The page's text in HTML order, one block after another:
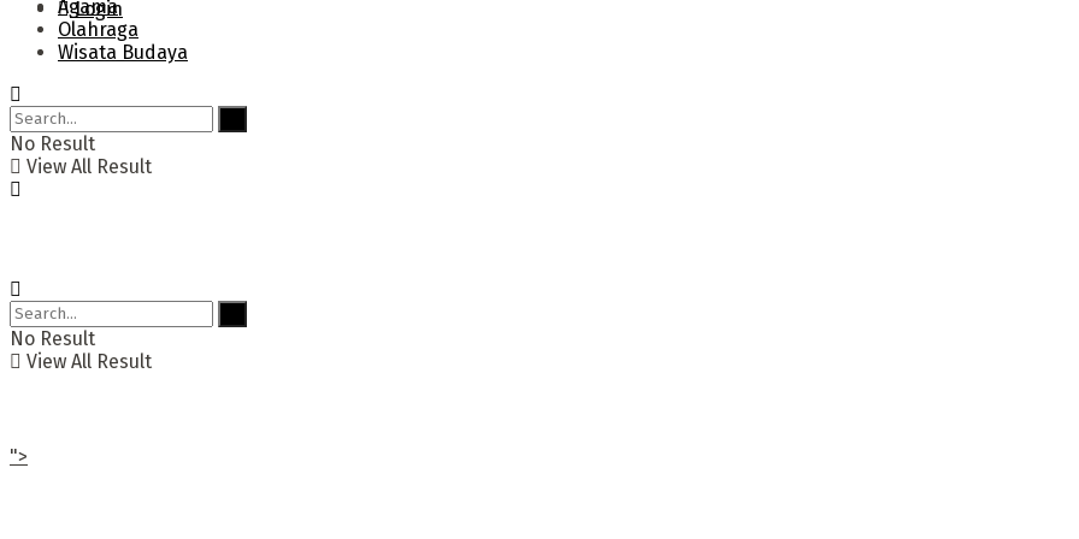
Login
Agama
Olahraga
Wisata Budaya
No Result
View All Result
No Result
View All Result
">